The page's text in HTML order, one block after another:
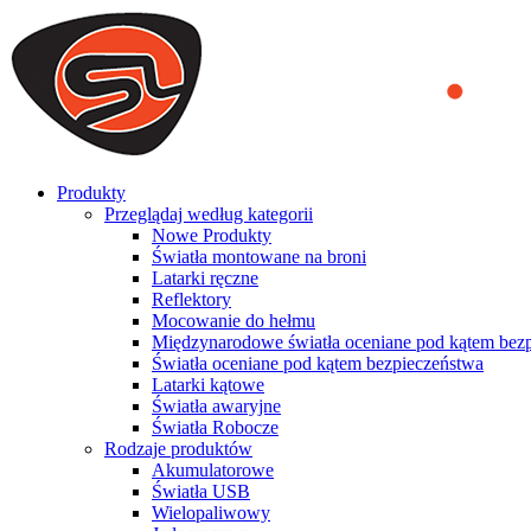
We use cookies to ensure that we provide you the best experience
you a better experience. To learn more or to find out how you can
ACCEPT AND CLOSE
Produkty
Przeglądaj według kategorii
Nowe Produkty
Światła montowane na broni
Latarki ręczne
Reflektory
Mocowanie do hełmu
Międzynarodowe światła oceniane pod kątem
Światła oceniane pod kątem bezpieczeństwa
Latarki kątowe
Światła awaryjne
Światła Robocze
Rodzaje produktów
Akumulatorowe
Światła USB
Wielopaliwowy